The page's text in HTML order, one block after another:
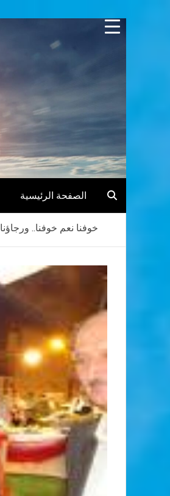
Skip
الصفحة الرئيسية
خوفنا نعم خوفنا.. ورجاؤنا